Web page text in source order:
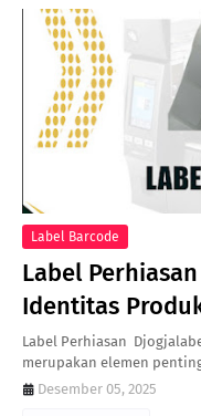
Label Barcode
Label
Identitas
Label Perhiasan
merupakan elemen
Desember 05, 2025